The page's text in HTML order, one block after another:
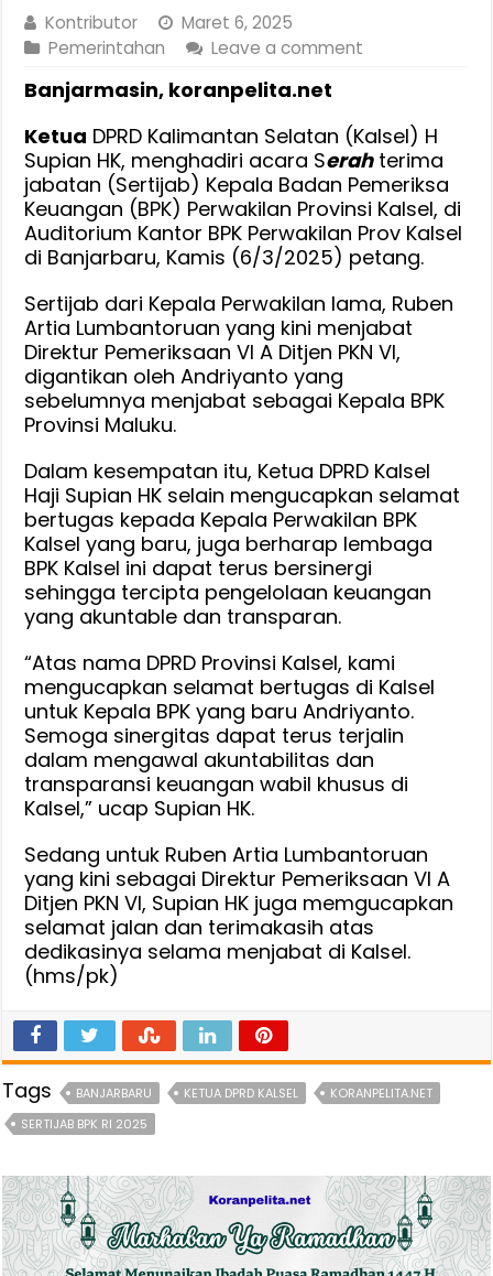
Kontributor
Maret 6, 2025
Pemerintahan
Leave a comment
Banjarmasin, koranpelita.net
Ketua DPRD Kalimantan Selatan (Kalsel) H
Supian HK, menghadiri acara Serahterima
jabatan (Sertijab) Kepala Badan Pemeriksa
Keuangan (BPK) Perwakilan Provinsi Kalsel, di
Auditorium Kantor BPK Perwakilan Prov Kalsel
di Banjarbaru, Kamis (6/3/2025) petang.
Sertijab dari Kepala Perwakilan lama, Ruben
Artia Lumbantoruan yang kini menjabat
Direktur Pemeriksaan VI A Ditjen PKN VI,
digantikan oleh Andriyanto yang
sebelumnya menjabat sebagai Kepala BPK
Provinsi Maluku.
Dalam kesempatan itu, Ketua DPRD Kalsel
Haji Supian HK selain mengucapkan selamat
bertugas kepada Kepala Perwakilan BPK
Kalsel yang baru, juga berharap lembaga
BPK Kalsel ini dapat terus bersinergi
sehingga tercipta pengelolaan keuangan
yang akuntable dan transparan.
“Atas nama DPRD Provinsi Kalsel, kami
mengucapkan selamat bertugas di Kalsel
untuk Kepala BPK yang baru Andriyanto.
Semoga sinergitas dapat terus terjalin
dalam mengawal akuntabilitas dan
transparansi keuangan wabil khusus di
Kalsel,” ucap Supian HK.
Sedang untuk Ruben Artia Lumbantoruan
yang kini sebagai Direktur Pemeriksaan VI A
Ditjen PKN VI, Supian HK juga memgucapkan
selamat jalan dan terimakasih atas
dedikasinya selama menjabat di Kalsel.
(hms/pk)
Tags BANJARBARU KETUA DPRD KALSEL
KORANPELITA.NET
SERTIJAB BPK RI 2025